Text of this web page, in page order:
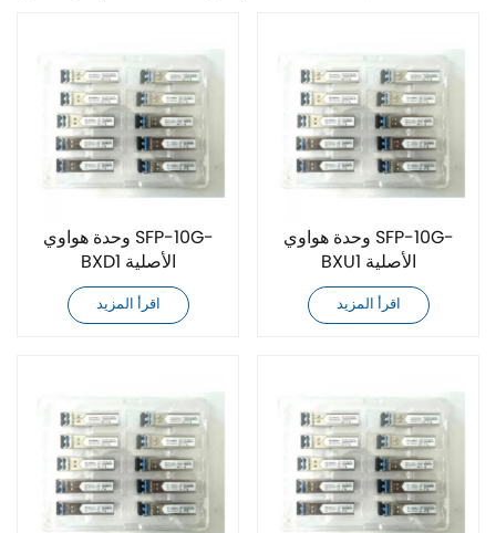
وحدة هواوي SFP-10G-
BXD1 الأصلية
اقرأ المزيد
وحدة هواوي SFP-10G-
BXU1 الأصلية
اقرأ المزيد